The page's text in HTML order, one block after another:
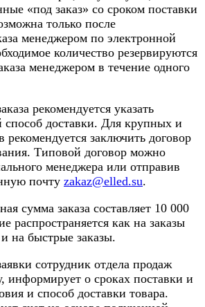
«под заказ» со сроком поставки
только после
менеджером по электронной
количество резервируются
менеджером в течение одного
рекомендуется указать
способ доставки. Для крупных и
рекомендуется заключить договор
Типовой договор можно
менеджера или отправив
почту zakaz@elled.su.
сумма заказа составляет 10 000
распространяется как на заказы
на быстрые заказы.
сотрудник отдела продаж
информирует о сроках поставки и
и способ доставки товара.